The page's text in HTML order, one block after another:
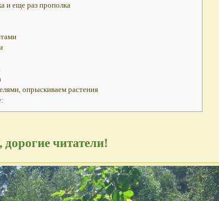
и еще раз прополка
опрыскиваем растения
дорогие читатели!